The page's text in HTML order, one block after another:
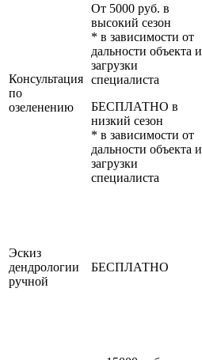
Консультация
по
озеленению
От 5000 руб. в
высокий сезон
* в зависимости от
дальности объекта и
загрузки
специалиста
БЕСПЛАТНО в
низкий сезон
* в зависимости от
дальности объекта и
загрузки
специалиста
Эскиз
дендрологии
ручной
БЕСПЛАТНО